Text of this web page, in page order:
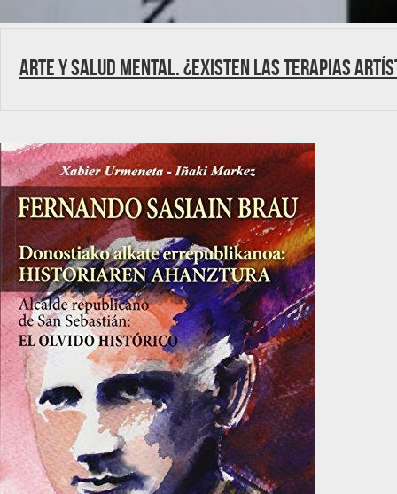
Arte y salud mental. ¿Existen las terapias